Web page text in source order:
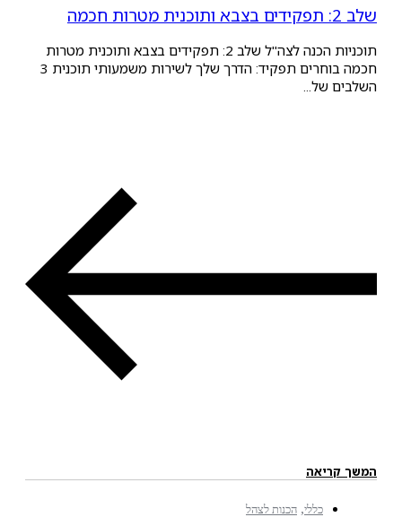
תוכניות הכנה לצה"ל שלב 2: תפקידים בצבא ותוכנית מטרות
חכמה בוחרים תפקיד: הדרך שלך לשירות משמעותי תוכנית 3
של...
הכנות לצהל